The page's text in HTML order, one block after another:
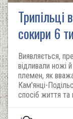
Трипільці
сокири 6
Виявляється,
відливали ножі
племен, як
Кам'янці-
спосіб життя та